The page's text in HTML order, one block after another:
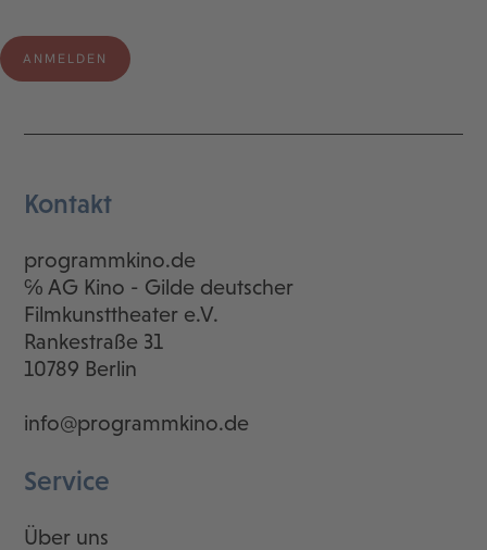
Kontakt
programmkino.de
℅ AG Kino - Gilde deutscher
Filmkunsttheater e.V.
Rankestraße 31
10789 Berlin
info@programmkino.de
Service
Über uns